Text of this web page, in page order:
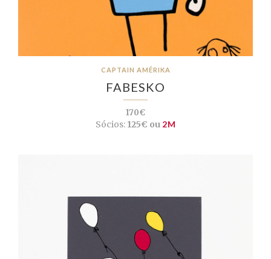
CAPTAIN AMÉRIKA
FABESKO
170€
Sócios:125€ ou 2M